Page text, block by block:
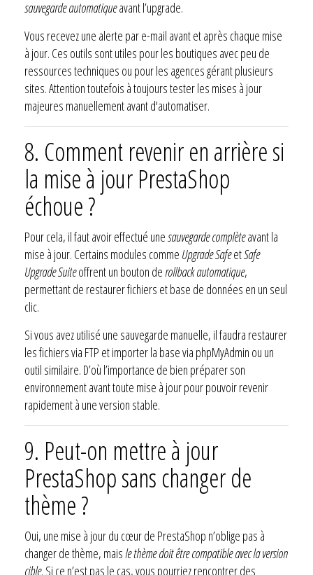
sauvegarde automatiqueavant l’upgrade.
Vous recevez une alerte par e-mail avant et après chaque mise
à jour. Ces outils sont utiles pour les boutiques avec peu de
ressources techniques ou pour les agences gérant plusieurs
sites. Attention toutefois à toujours tester les mises à jour
majeures manuellement avant d'automatiser.
8. Comment revenir en arrière si
la mise à jour PrestaShop
échoue ?
Pour cela, il faut avoir effectué unesauvegarde complèteavant la
mise à jour. Certains modules comme Upgrade SafeetSafe
Upgrade Suiteoffrent un bouton de rollback automatique,
permettant de restaurer fichiers et base de données en un seul
clic.
Si vous avez utilisé une sauvegarde manuelle, il faudra restaurer
les fichiers via FTP et importer la base via phpMyAdmin ou un
outil similaire. D’où l’importance de bien préparer son
environnement avant toute mise à jour pour pouvoir revenir
rapidement à une version stable.
9. Peut-on mettre à jour
PrestaShop sans changer de
thème ?
Oui, une mise à jour du cœur de PrestaShop n’oblige pas à
changer de thème, mais le thème doit être compatible avec la version
cible. Si ce n’est pas le cas, vous pourriez rencontrer des